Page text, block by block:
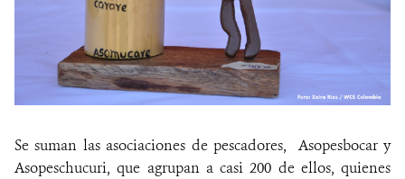
Se suman las asociaciones de pescadores, Asopesbocar y
Asopeschucuri, que agrupan a casi 200 de ellos, quienes